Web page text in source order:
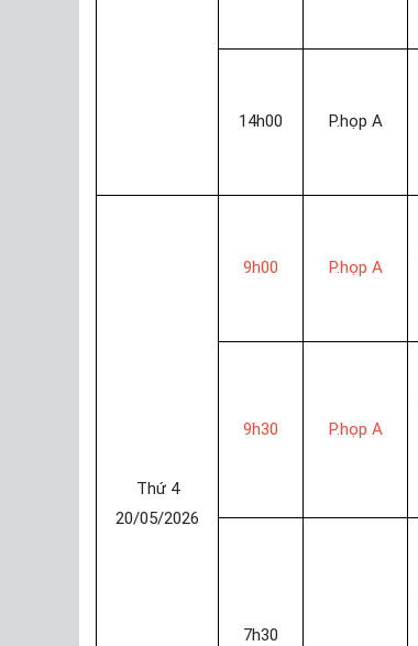
14h00 P.họp A
Thứ 4
20/05/2026
9h00 P.họp A
9h30 P.họp A
7h30